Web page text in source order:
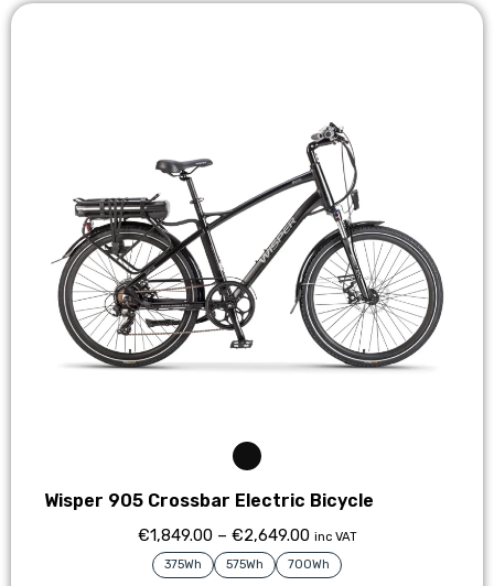
Wisper 905 Crossbar Electric Bicycle
€1,849.00– €2,649.00 inc VAT
375Wh 575Wh 700Wh